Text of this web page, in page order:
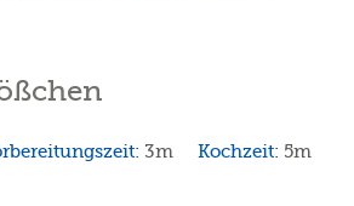
3m Kochzeit:5m